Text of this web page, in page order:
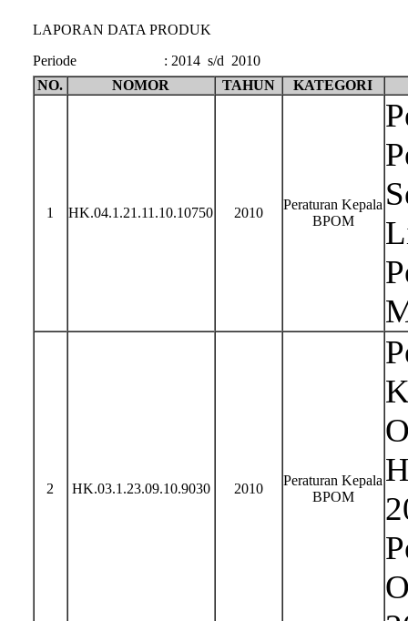
LAPORAN DATA PRODUK
Periode
: 2014 s/d 2010
NO.
NOMOR TAHUN KATEGORI
1 HK.04.1.21.11.10.10750 2010
Peraturan Kepala
BPOM
2 HK.03.1.23.09.10.9030 2010
Peraturan Kepala
BPOM